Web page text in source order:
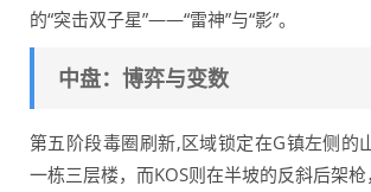
的“突击双子星”——“雷神”与“影”。
中盘：博弈与变数
第五阶段毒圈刷新,区域锁定在G镇左侧的
一栋三层楼，而KOS则在半坡的反斜后架